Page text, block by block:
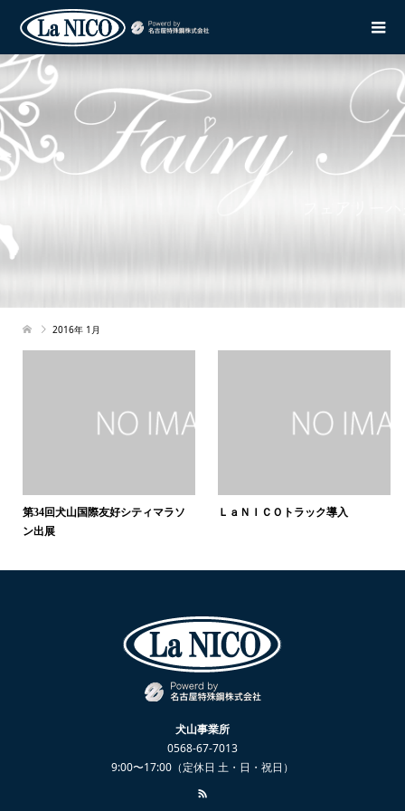
2016年 1月
第34回犬山国際友好シティマラソ
ン出展
ＬａＮＩＣＯトラック導入
犬山事業所
0568-67-7013
9:00〜17:00（定休日 土・日・祝日）